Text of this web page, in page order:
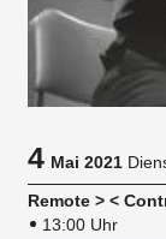
4Mai 2021
Remote > <
13:00 Uhr